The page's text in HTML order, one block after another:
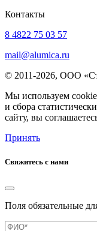
Контакты
8 4822 75 03 57
mail@alumica.ru
© 2011-2026, ООО
Мы используем
и сбора
сайту, вы
Принять
Свяжитесь с нами
Поля обязательные